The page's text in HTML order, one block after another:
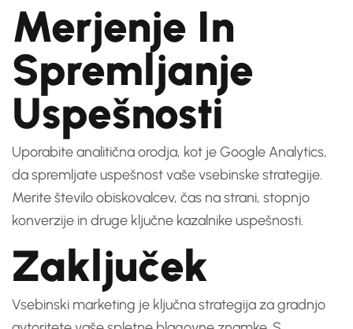
Merjenje In
Spremljanje
Uspešnosti
Uporabite analitična orodja, kot je Google Analytics,
da spremljate uspešnost vaše vsebinske strategije.
Merite število obiskovalcev, čas na strani, stopnjo
konverzije in druge ključne kazalnike uspešnosti.
Zaključek
Vsebinski marketing je ključna strategija za gradnjo